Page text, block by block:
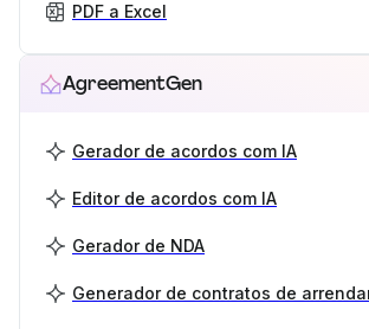
PDF a Excel
AgreementGen
Gerador de acordos com IA
Editor de acordos com IA
Gerador de NDA
Generador de contratos de